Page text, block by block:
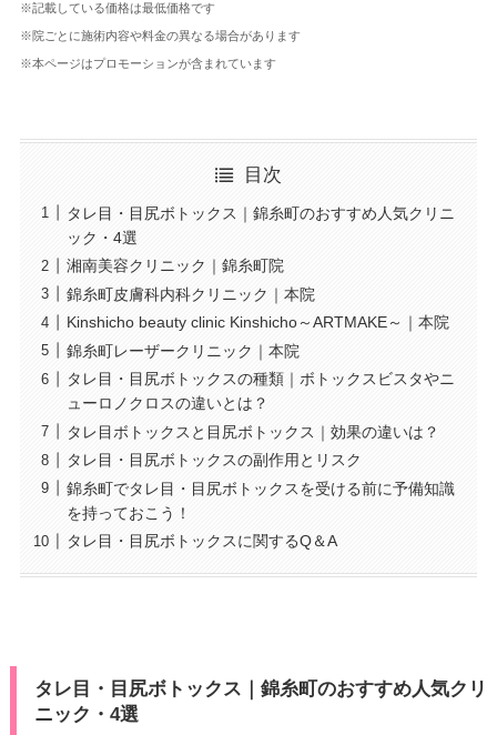
※記載している価格は最低価格です
※院ごとに施術内容や料金の異なる場合があります
※本ページはプロモーションが含まれています
目次
タレ目・目尻ボトックス｜錦糸町のおすすめ人気クリニ
ック・4選
湘南美容クリニック｜錦糸町院
錦糸町皮膚科内科クリニック｜本院
Kinshicho beauty clinic Kinshicho～ARTMAKE～｜本院
錦糸町レーザークリニック｜本院
タレ目・目尻ボトックスの種類｜ボトックスビスタやニ
ューロノクロスの違いとは？
タレ目ボトックスと目尻ボトックス｜効果の違いは？
タレ目・目尻ボトックスの副作用とリスク
錦糸町でタレ目・目尻ボトックスを受ける前に予備知識
を持っておこう！
タレ目・目尻ボトックスに関するQ＆A
タレ目・目尻ボトックス｜錦糸町のおすすめ人気クリ
ニック・4選